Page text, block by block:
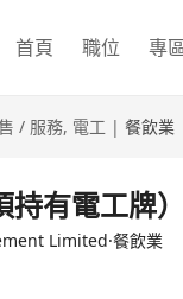
首頁 職位 專
/ 服務, 電工 | 餐飲業
持有電工牌
Limited·餐飲業